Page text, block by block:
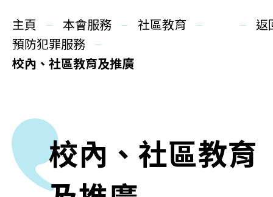
更生同行
精神健康
社區教育
多元共融
社區連繫
主頁 本會服務
社區教育
預防犯罪服務
校內、社區教育及推廣
返
校內、社區教育